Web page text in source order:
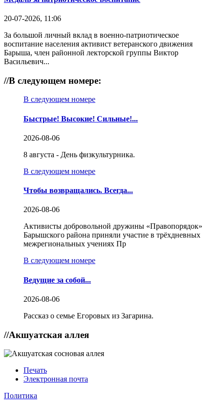
20-07-2026, 11:06
За большой личный вклад в военно-патриотическое
воспитание населения активист ветеранского движения
Барыша, член районной лекторской группы Виктор
Васильевич...
//В следующем номере:
В следующем номере
Быстрые! Высокие! Сильные!...
2026-08-06
8 августа - День физкультурника.
В следующем номере
Чтобы возвращались. Всегда...
2026-08-06
Активисты добровольной дружины «Правопорядок»
Барышского района приняли участие в трёхдневных
межрегиональных учениях Пр
В следующем номере
Ведущие за собой...
2026-08-06
Рассказ о семье Егоровых из Загарина.
//Акшуатская аллея
Печать
Электронная почта
Политика